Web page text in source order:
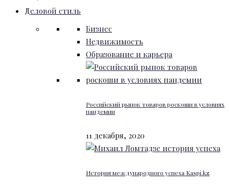
Деловой стиль
Бизнес
Недвижимость
Образование и карьера
Российский рынок товаров роскоши в условиях
пандемии
11 декабря, 2020
История международного успеха Kaspi.kz